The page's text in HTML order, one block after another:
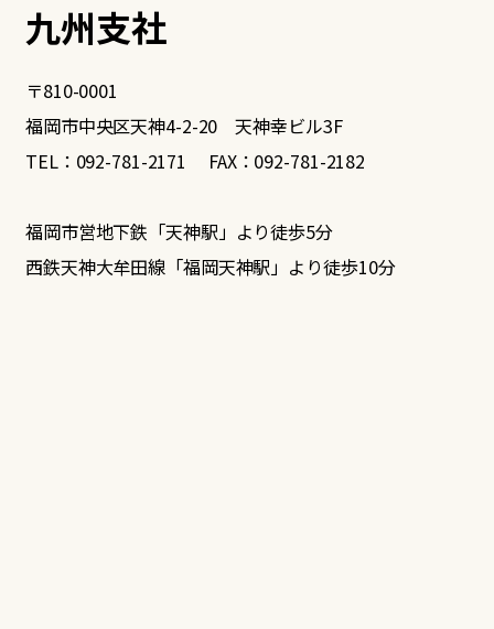
九州支社
〒810-0001
福岡市中央区天神4-2-20 天神幸ビル3F
TEL：092-781-2171 FAX：092-781-2182
福岡市営地下鉄「天神駅」より徒歩5分
西鉄天神大牟田線「福岡天神駅」より徒歩10分